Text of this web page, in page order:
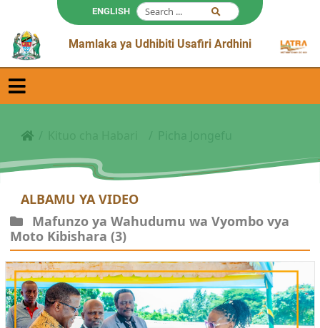
ENGLISH
Mamlaka ya Udhibiti Usafiri Ardhini
ALBAMU YA VIDEO
Mafunzo ya Wahudumu wa Vyombo vya
Moto Kibishara(3)